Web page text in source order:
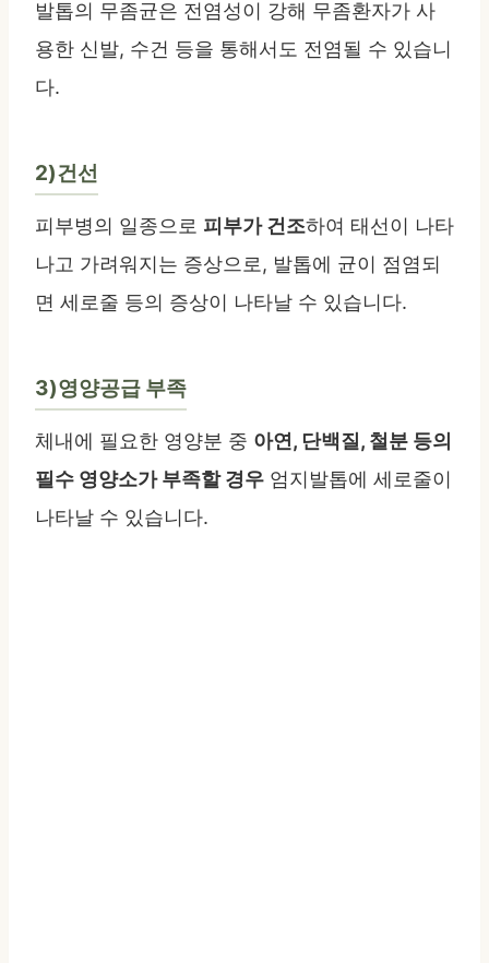
발톱의 무좀균은 전염성이 강해 무좀환자가 사
용한 신발, 수건 등을 통해서도 전염될 수 있습니
다.
2)건선
피부병의 일종으로 피부가 건조하여 태선이 나타
나고 가려워지는 증상으로, 발톱에 균이 점염되
면 세로줄 등의 증상이 나타날 수 있습니다.
3)영양공급 부족
체내에 필요한 영양분 중 아연, 단백질, 철분 등의
필수 영양소가 부족할 경우 엄지발톱에 세로줄이
나타날 수 있습니다.